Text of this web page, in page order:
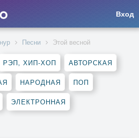
Вход
Песни Этой весной
РЭП, ХИП-ХОП АВТОРСКАЯ
НАРОДНАЯ ПОП
ЭЛЕКТРОННАЯ